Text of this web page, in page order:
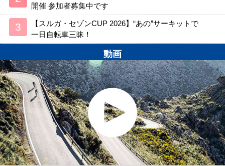
開催 参加者募集中です
【スルガ・セゾンCUP 2026】“あの”サーキットで
一日自転車三昧！
動画